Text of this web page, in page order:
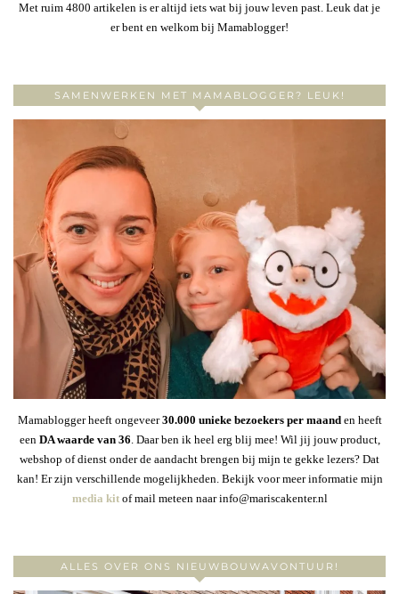
Met ruim 4800 artikelen is er altijd iets wat bij jouw leven past. Leuk dat je
er bent en welkom bij Mamablogger!
SAMENWERKEN MET MAMABLOGGER? LEUK!
Mamablogger heeft ongeveer30.000 unieke bezoekers per maanden heeft
een DA waarde van 36 . Daar ben ik heel erg blij mee! Wil jij jouw product,
webshop of dienst onder de aandacht brengen bij mijn te gekke lezers? Dat
kan! Er zijn verschillende mogelijkheden. Bekijk voor meer informatie mijn
media kitof mail meteen naar info@mariscakenter.nl
ALLES OVER ONS NIEUWBOUWAVONTUUR!